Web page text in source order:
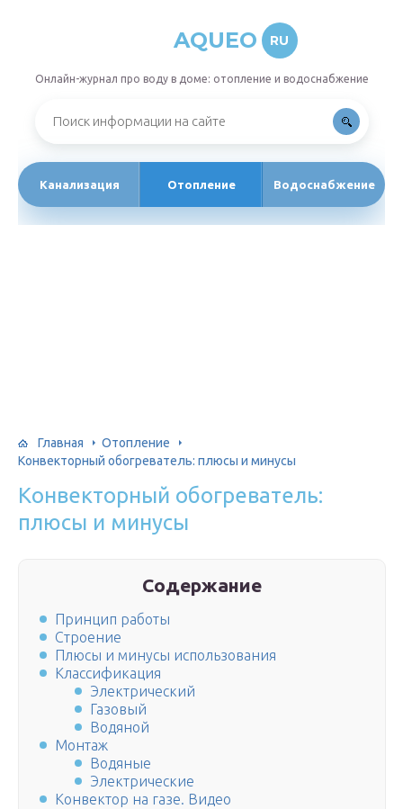
AQUEO RU
Онлайн-журнал про воду в доме: отопление и водоснабжение
Канализация Отопление Водоснабжение
Главная
Отопление
Конвекторный обогреватель: плюсы и минусы
Конвекторный обогреватель:
плюсы и минусы
Содержание
Принцип работы
Строение
Плюсы и минусы использования
Классификация
Электрический
Газовый
Водяной
Монтаж
Водяные
Электрические
Конвектор на газе. Видео